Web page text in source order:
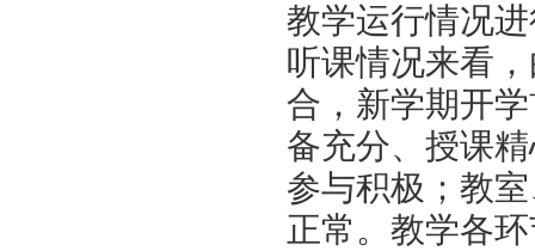
教学运行情况
听课情况来看
合，新学期开
备充分、授课
参与积极；教
正常。教学各